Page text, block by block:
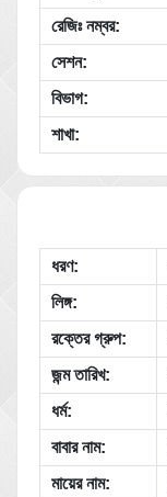
রেজিঃ নম্বর:
সেশন:
বিভাগ:
শাখা:
ধরণ:
লিঙ্গ:
রক্তের গ্রুপ:
জন্ম তারিখ:
ধর্ম:
বাবার নাম:
মায়ের নাম: